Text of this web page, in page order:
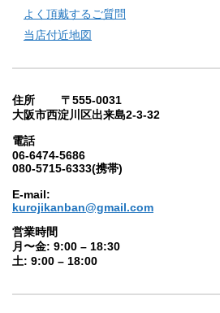
よく頂戴するご質問
当店付近地図
住所 〒555-0031
大阪市西淀川区出来島2-3-32
電話
06-6474-5686
080-5715-6333(携帯)
E-mail:
kurojikanban@gmail.com
営業時間
月〜金: 9:00 – 18:30
土: 9:00 – 18:00